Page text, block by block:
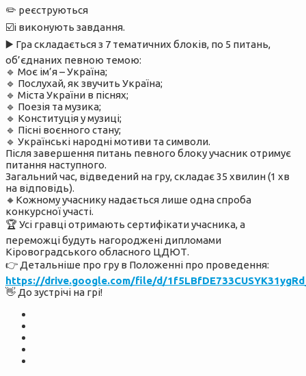
✏️ реєструються
☑️і виконують завдання.
▶️ Гра складається з 7 тематичних блоків, по 5 питань,
об’єднаних певною темою:
🔹 Моє ім’я – Україна;
🔹 Послухай, як звучить Україна;
🔹 Міста України в піснях;
🔹 Поезія та музика;
🔹 Конституція у музиці;
🔹 Пісні воєнного стану;
🔹 Українські народні мотиви та символи.
Після завершення питань певного блоку учасник отримує
питання наступного.
Загальний час, відведений на гру, складає 35 хвилин (1 хв
на відповідь).
🔸Кожному учаснику надається лише одна спроба
конкурсної участі.
🏆 Усі гравці отримають сертифікати учасника, а
переможці будуть нагороджені дипломами
Кіровоградського обласного ЦДЮТ.
👉 Детальніше про гру в Положенні про проведення:
https://drive.google.com/file/d/
👋 До зустрічі на грі!